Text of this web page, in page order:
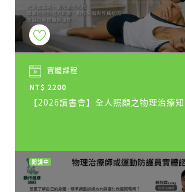
實體課程
NT$ 2200
【2026讀書會】全人照顧之物理治療
開課中